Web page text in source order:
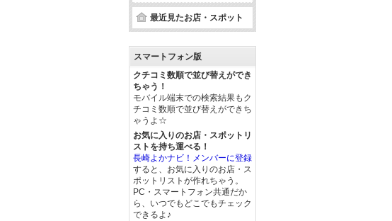
最近見たお店・スポット
スマートフォン版
クチコミ数順で並び替えができ
ちゃう！
モバイル端末での検索結果もク
チコミ数順で並び替えができち
ゃうよ☆
お気に入りのお店・スポットリ
ストを持ち運べる！
長崎よかナビ！メンバーに登録
すると、お気に入りのお店・ス
ポットリストが作れちゃう。
PC・スマートフォン共通だか
ら、いつでもどこでもチェック
できるよ♪